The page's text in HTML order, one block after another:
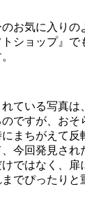
お気に入りの
ショップ』で
ている写真は
ですが、おそ
まちがえて反
今回発見され
ではなく、扉
でぴったりと